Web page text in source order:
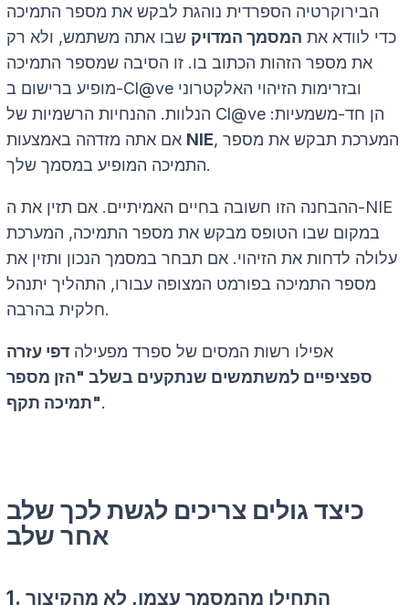
הבירוקרטיה הספרדית נוהגת לבקש את מספר התמיכה
כדי לוודא את המסמך המדויק שבו אתה משתמש, ולא רק
את מספר הזהות הכתוב בו. זו הסיבה שמספר התמיכה
מופיע ברישום ב-Cl@ve ובזרימות הזיהוי האלקטרוני
הנלוות. ההנחיות הרשמיות של Cl@ve הן חד-משמעיות:
NIE, המערכת תבקש את מספר
התמיכה המופיע במסמך שלך.
ההבחנה הזו חשובה בחיים האמיתיים. אם תזין את ה-NIE
במקום שבו הטופס מבקש את מספר התמיכה, המערכת
עלולה לדחות את הזיהוי. אם תבחר במסמך הנכון ותזין את
מספר התמיכה בפורמט המצופה עבורו, התהליך יתנהל
חלקית בהרבה.
אפילו רשות המסים של ספרד מפעילה דפי עזרה
ספציפיים למשתמשים שנתקעים בשלב "הזן מספר
תמיכה תקף".
כיצד גולים צריכים לגשת לכך שלב
אחר שלב
1. התחילו מהמסמך עצמו, לא מהקיצור